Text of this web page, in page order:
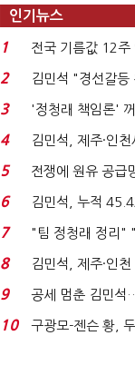
인기뉴스
1
전국 기름값 12
발윳값 1909원...
2
김민석 "경선갈
청래 "반명 공세
3
'정청래 책임론'
는 추가투표 때리
4
김민석, 제주·인
'1위 탈환'(종합)...
5
전쟁에 원유 공급
에너지안보 핵심...
6
김민석, 누적
청래와 격차
7
"팀 정청래 정리"
주 최고위원 계파
8
김민석, 제주·인
위'(1보)...
9
공세 멈춘 김민석
가 수습"
10
구광모-젠슨 황,